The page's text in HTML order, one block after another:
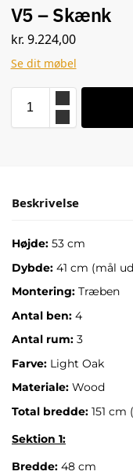
V5 – Skænk
kr. 9.224,00
Se dit møbel
Beskrivelse
Højde: 53 cm
Dybde: 41 cm (mål
Montering: Træben
Antal ben: 4
Antal rum: 3
Farve: Light Oak
Materiale: Wood
Total bredde: 151 cm
Sektion 1:
Bredde: 48 cm